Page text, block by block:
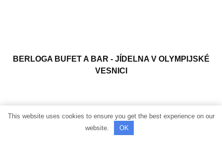
BERLOGA BUFET A BAR - JÍDELNA V OLYMPIJSKÉ
VESNICI
This website uses cookies to ensure you get the best experience on our
website.
OK